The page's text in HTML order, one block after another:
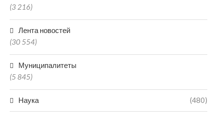
(3 216)
Лента новостей
(30 554)
Муниципалитеты
(5 845)
Наука (480)